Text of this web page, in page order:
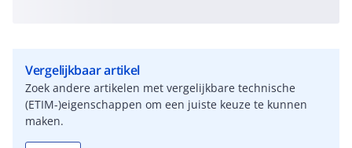
Vergelijkbaar artikel
Zoek andere artikelen met vergelijkbare technische
(ETIM-)eigenschappen om een juiste keuze te kunnen
maken.